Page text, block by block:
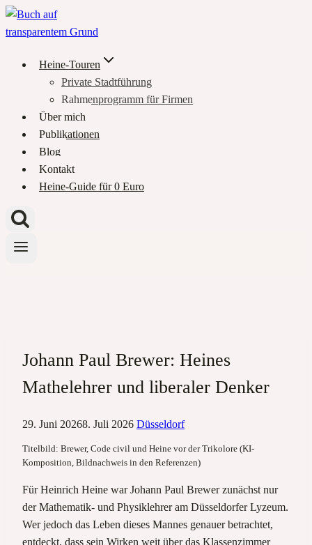
Zum
Inhalt
Heine-Touren
Private Stadtführung
Rahmenprogramm für Firmen
Über mich
Publikationen
Blog
Kontakt
Heine-Guide für 0 Euro
Johann Paul Brewer: Heines
Mathelehrer und liberaler Denker
29. Juni 20268. Juli 2026 Düsseldorf
Titelbild: Brewer, Code civil und Heine vor der Trikolore (KI-
Komposition, Bildnachweis in den Referenzen)
Für Heinrich Heine war Johann Paul Brewer zunächst nur
der Mathematik- und Physiklehrer am Düsseldorfer Lyzeum.
Wer jedoch das Leben dieses Mannes genauer betrachtet,
entdeckt, dass sein Wirken weit über das Klassenzimmer